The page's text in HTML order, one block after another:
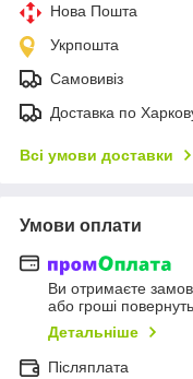
Нова Пошта
Укрпошта
Самовивіз
Доставка по
Всі умови доставки
Умови оплати
Ви отримаєте
або гроші
Детальніше
Післяплата